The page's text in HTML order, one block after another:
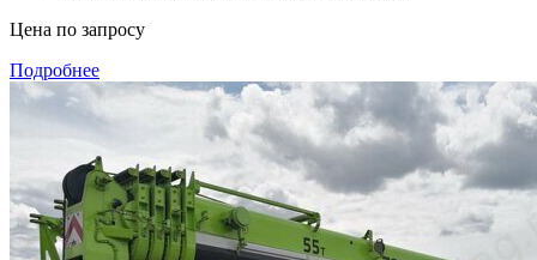
Цена по запросу
Подробнее